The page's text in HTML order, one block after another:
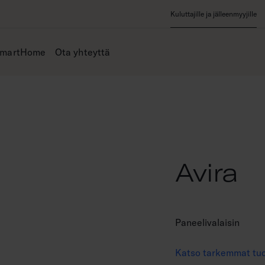
Kuluttajille ja jälleenmyyjille
Ota yhteyttä
Avira
Paneelivalaisin
Katso tarkemmat